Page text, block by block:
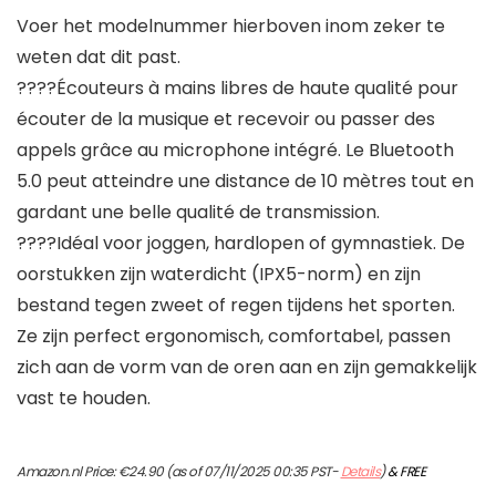
Voer het modelnummer hierboven inom zeker te
weten dat dit past.
????Écouteurs à mains libres de haute qualité pour
écouter de la musique et recevoir ou passer des
appels grâce au microphone intégré. Le Bluetooth
5.0 peut atteindre une distance de 10 mètres tout en
gardant une belle qualité de transmission.
????Idéal voor joggen, hardlopen of gymnastiek. De
oorstukken zijn waterdicht (IPX5-norm) en zijn
bestand tegen zweet of regen tijdens het sporten.
Ze zijn perfect ergonomisch, comfortabel, passen
zich aan de vorm van de oren aan en zijn gemakkelijk
vast te houden.
Amazon.nl Price:€24.90(as of 07/11/2025 00:35 PST-Details)&FREE